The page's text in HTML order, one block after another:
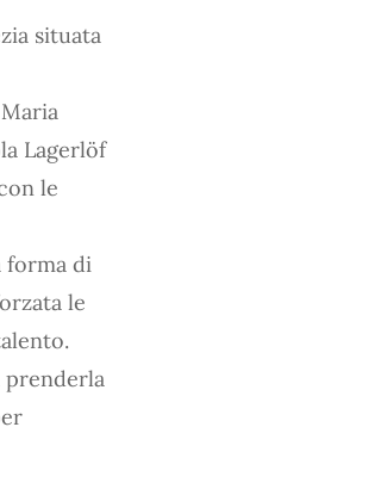
situata
Lagerlöf
le
forma di
le
prenderla